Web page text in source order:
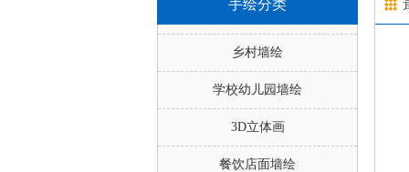
手绘分类
乡村墙绘
学校幼儿园墙绘
3D立体画
餐饮店面墙绘